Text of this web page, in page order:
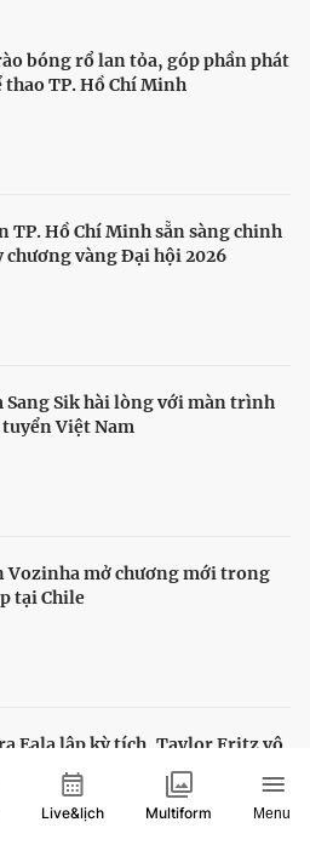
bóng rổ lan tỏa, góp phần phát
TP. Hồ Chí Minh
TP. Hồ Chí Minh sẵn sàng chinh
chương vàng Đại hội 2026
Sang Sik hài lòng với màn trình
Việt Nam
Vozinha mở chương mới trong
tại Chile
Eala lập kỳ tích, Taylor Fritz vô
Open
Live&lịch Multiform Menu